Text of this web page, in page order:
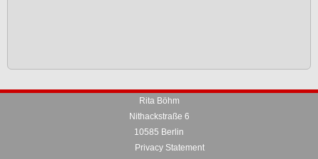
Rita Böhm
Nithackstraße 6
10585 Berlin
Privacy Statement